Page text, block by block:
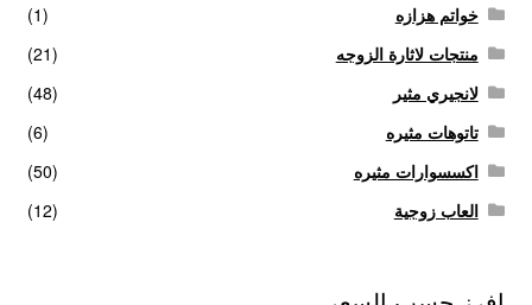
خواتم هزازه
(1)
منتجات لاثارة الزوجه
(21)
لانجيري مثير
(48)
تاتوهات مثيره
(6)
اكسسوارات مثيره
(50)
العاب زوجية
(12)